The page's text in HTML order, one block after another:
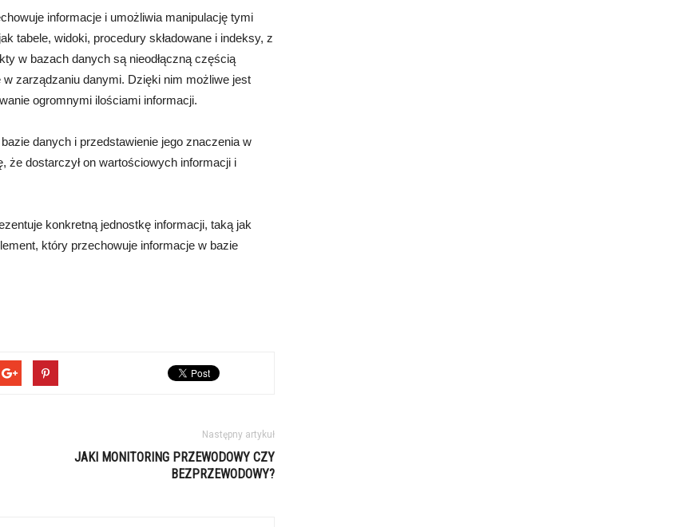
informacje i umożliwia manipulację tymi
tabele, widoki, procedury składowane i indeksy, z
w bazach danych są nieodłączną częścią
zarządzaniu danymi. Dzięki nim możliwe jest
ogromnymi ilościami informacji.
danych i przedstawienie jego znaczenia w
dostarczył on wartościowych informacji i
konkretną jednostkę informacji, taką jak
który przechowuje informacje w bazie
Następny artykuł
JAKI MONITORING PRZEWODOWY CZY
BEZPRZEWODOWY?